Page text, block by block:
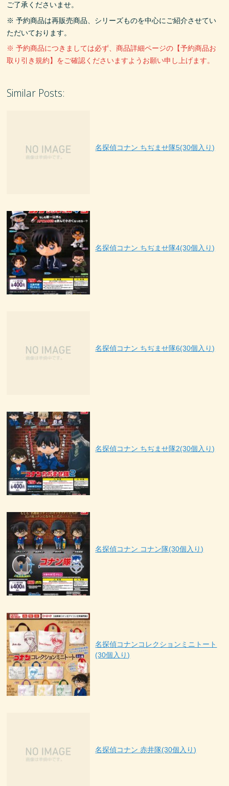
ご了承くださいませ。
※ 予約商品は再販売商品、シリーズものを中心にご紹介させてい
ただいております。
※ 予約商品につきましては必ず、商品詳細ページの【予約商品お
取り引き規約】をご確認くださいますようお願い申し上げます。
Similar Posts:
名探偵コナン ちぢませ隊5(30個入り)
名探偵コナン ちぢませ隊4(30個入り)
名探偵コナン ちぢませ隊6(30個入り)
名探偵コナン ちぢませ隊2(30個入り)
名探偵コナン コナン隊(30個入り)
名探偵コナンコレクションミニトート
(30個入り)
名探偵コナン 赤井隊(30個入り)